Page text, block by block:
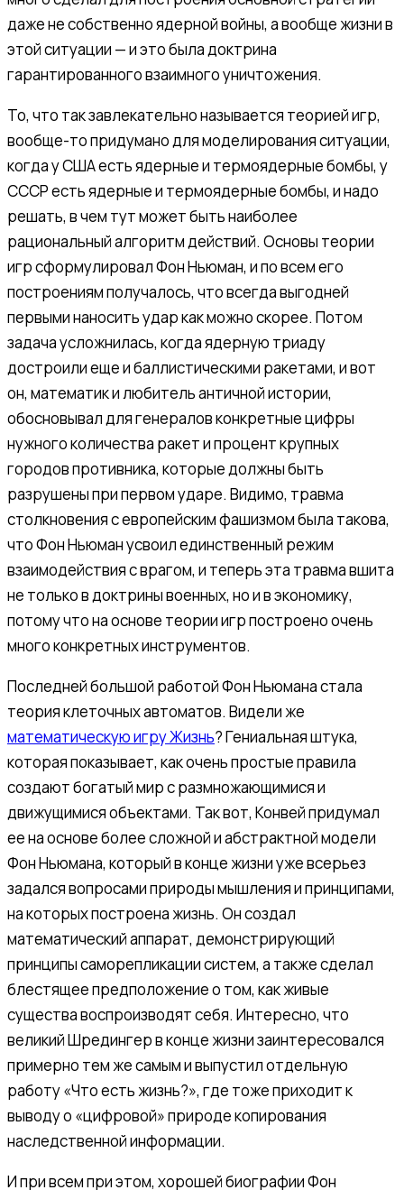
даже не собственно ядерной войны, а вообще жизни в
этой ситуации — и это была доктрина
гарантированного взаимного уничтожения.
То, что так завлекательно называется теорией игр,
вообще-то придумано для моделирования ситуации,
когда у США есть ядерные и термоядерные бомбы, у
СССР есть ядерные и термоядерные бомбы, и надо
решать, в чем тут может быть наиболее
рациональный алгоритм действий. Основы теории
игр сформулировал Фон Ньюман, и по всем его
построениям получалось, что всегда выгодней
первыми наносить удар как можно скорее. Потом
задача усложнилась, когда ядерную триаду
достроили еще и баллистическими ракетами, и вот
он, математик и любитель античной истории,
обосновывал для генералов конкретные цифры
нужного количества ракет и процент крупных
городов противника, которые должны быть
разрушены при первом ударе. Видимо, травма
столкновения с европейским фашизмом была такова,
что Фон Ньюман усвоил единственный режим
взаимодействия с врагом, и теперь эта травма вшита
не только в доктрины военных, но и в экономику,
потому что на основе теории игр построено очень
много конкретных инструментов.
Последней большой работой Фон Ньюмана стала
теория клеточных автоматов. Видели же
математическую игру Жизнь? Гениальная штука,
которая показывает, как очень простые правила
создают богатый мир с размножающимися и
движущимися объектами. Так вот, Конвей придумал
ее на основе более сложной и абстрактной модели
Фон Ньюмана, который в конце жизни уже всерьез
задался вопросами природы мышления и принципами,
на которых построена жизнь. Он создал
математический аппарат, демонстрирующий
принципы саморепликации систем, а также сделал
блестящее предположение о том, как живые
существа воспроизводят себя. Интересно, что
великий Шредингер в конце жизни заинтересовался
примерно тем же самым и выпустил отдельную
работу «Что есть жизнь?», где тоже приходит к
выводу о «цифровой» природе копирования
наследственной информации.
И при всем при этом, хорошей биографии Фон